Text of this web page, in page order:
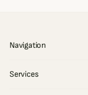
Navigation
Services